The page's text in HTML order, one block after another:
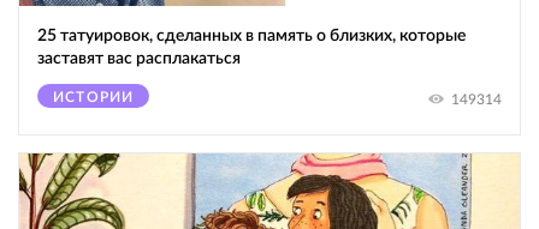
25 татуировок, сделанных в память о близких, которые
заставят вас расплакаться
ИСТОРИИ 149314